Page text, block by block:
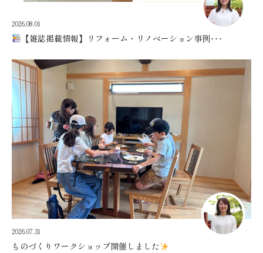
2026.08.01
【雑誌掲載情報】リフォーム・リノベーション事例･･･
2026.07.31
ものづくりワークショップ開催しました